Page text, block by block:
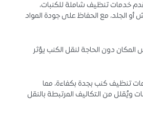
خدمات تنظيف شاملة للكنبات،
أو الجلد، مع الحفاظ على جودة المواد
دون الحاجة لنقل الكنب يؤثر
تنظيف كنب بجدة بكفاءة، مما
ويُقلل من التكاليف المرتبطة بالنقل